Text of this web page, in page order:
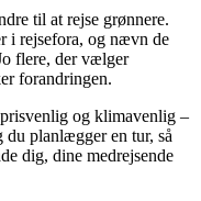
til at rejse grønnere.
i rejsefora, og nævn de
flere, der vælger
forandringen.
og klimavenlig –
planlægger en tur, så
dig, dine medrejsende